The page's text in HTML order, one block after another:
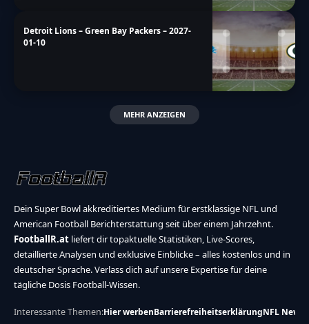
Detroit Lions – Green Bay Packers – 2027-
01-10
MEHR ANZEIGEN
Dein Super Bowl akkreditiertes Medium für erstklassige NFL und
American Football Berichterstattung seit über einem Jahrzehnt.
FootballR.at liefert dir topaktuelle Statistiken, Live-Scores,
detaillierte Analysen und exklusive Einblicke – alles kostenlos und in
deutscher Sprache. Verlass dich auf unsere Expertise für deine
tägliche Dosis Football-Wissen.
Interessante Themen:Hier werbenBarrierefreiheitserklärungNFL News